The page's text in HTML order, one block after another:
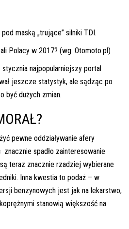
maską „trujące” silniki TDI.
Polacy w 2017? (wg. Otomoto.pl)
najpopularniejszy portal
jeszcze statystyk, ale sądząc po
być dużych zmian.
pewne oddziaływanie afery
spadło zainteresowanie
teraz znacznie rzadziej wybierane
Inna kwestia to podaż – w
benzynowych jest jak na lekarstwo,
stanowią większość na